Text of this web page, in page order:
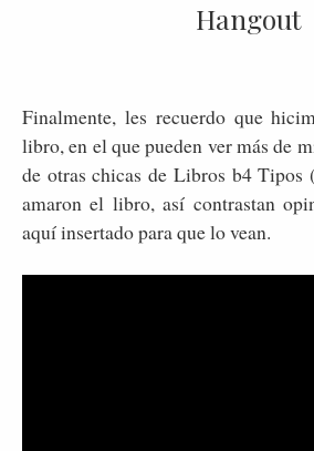
Hangout
Finalmente, les recuerdo que
libro, en el que pueden ver más de
de otras chicas de Libros b4 Tipos
amaron el libro, así contrastan
aquí insertado para que lo vean.